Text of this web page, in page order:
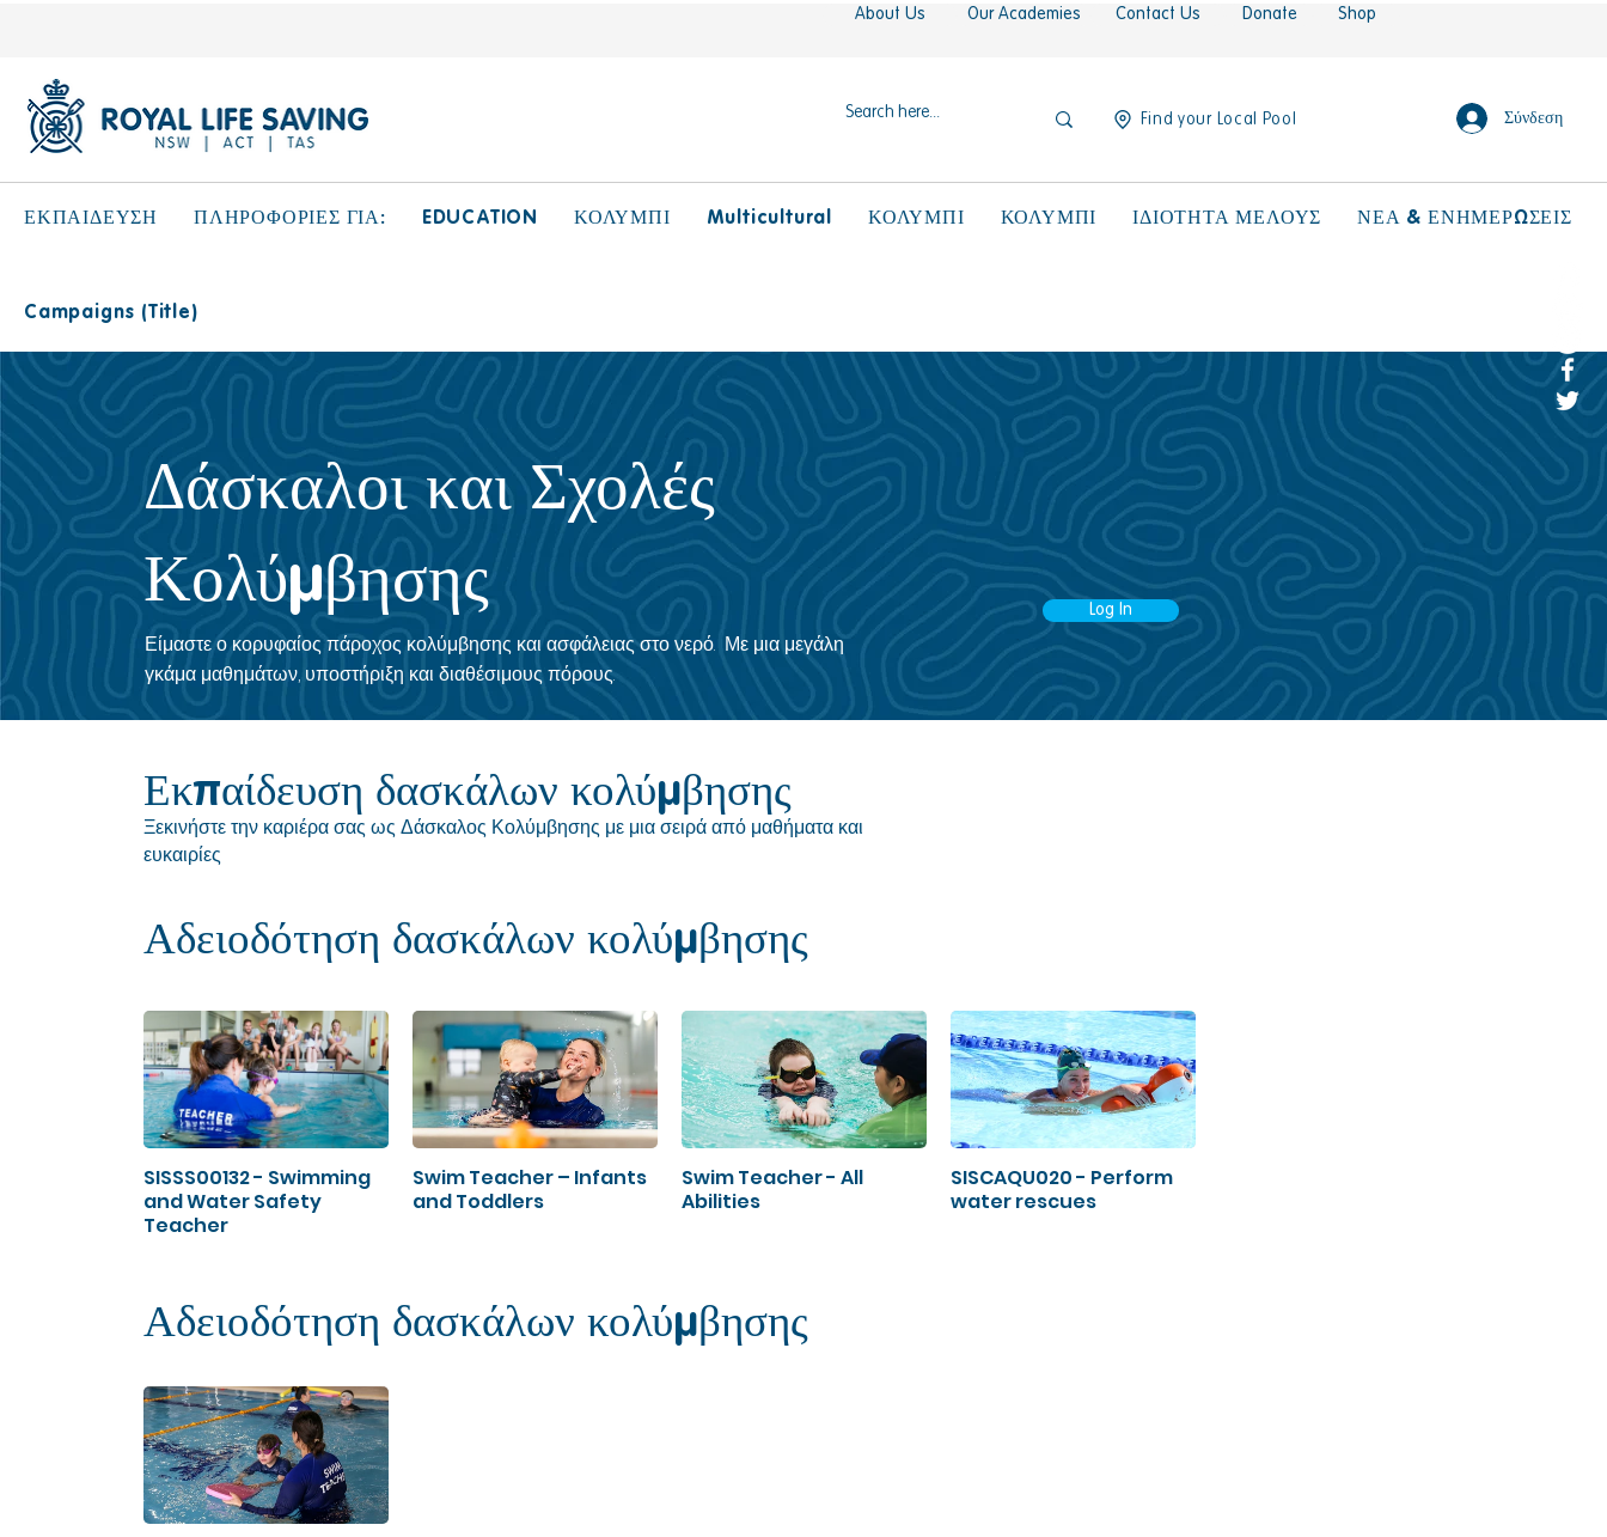
About Us Our Academies Contact Us Donate Shop
Find your Local Pool Σύνδεση
ΕΚΠΑΙΔΕΥΣΗ ΠΛΗΡΟΦΟΡΙΕΣ ΓΙΑ: EDUCATION ΚΟΛΥΜΠΙ Multicultural ΚΟΛΥΜΠΙ ΚΟΛΥΜΠΙ ΙΔΙΟΤΗΤΑ ΜΕΛΟΥΣ ΝΕΑ & ΕΝΗΜΕΡΩΣΕΙΣ
Campaigns (Title)
Δάσκαλοι και Σχολές
Κολύμβησης
Είμαστε ο κορυφαίος πάροχος κολύμβησης και ασφάλειας στο νερό. Με μια μεγάλη
γκάμα μαθημάτων, υποστήριξη και διαθέσιμους πόρους.
Log In
Εκπαίδευση δασκάλων κολύμβησης
Ξεκινήστε την καριέρα σας ως Δάσκαλος Κολύμβησης με μια σειρά από μαθήματα και
ευκαιρίες
Αδειοδότηση δασκάλων κολύμβησης
SISSS00132 - Swimming
and Water Safety
Teacher
Swim Teacher – Infants
and Toddlers
Swim Teacher - All
Abilities
SISCAQU020 - Perform
water rescues
Αδειοδότηση δασκάλων κολύμβησης